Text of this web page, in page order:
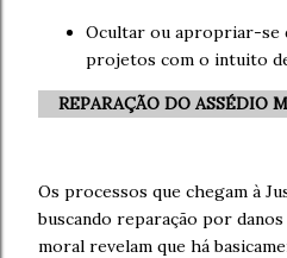
Ocultar ou apropriar-se
projetos com o intuito
REPARAÇÃO DO ASSÉDIO
Os processos que chegam à
buscando reparação por
moral revelam que há